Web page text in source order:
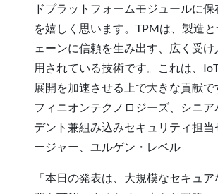
ドプラットフォームモジュールに保
を嬉しく思います。TPMは、製造
ェーンに信頼を生み出す、広く受
用されている技術です。これは、
展開を加速させる上で大きな貢献
フィニオンテクノロジーズ、シニア
デント兼組み込みセキュリティ担当
ージャー、ユルゲン・レベル
「本日の発表は、大規模なセキュ